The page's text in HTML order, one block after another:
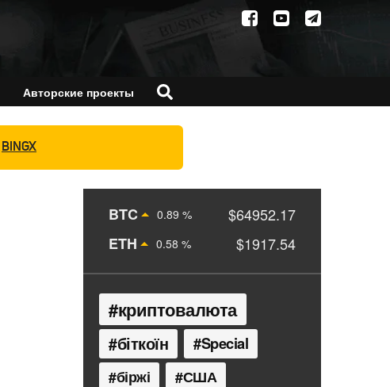
Авторские проекты
BINGX
BTC 0.89 %
$64952.17
ETH
0.58 % $1917.54
криптовалюта
біткоїн Special
біржі США